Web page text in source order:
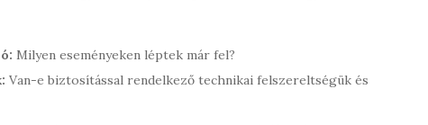
Milyen eseményeken léptek már fel?
Van-e biztosítással rendelkező technikai felszereltségük és